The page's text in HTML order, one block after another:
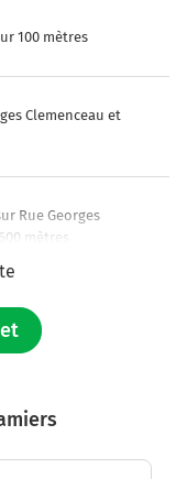
100 mètres
Clemenceau et
Rue Georges
mètres
mètres